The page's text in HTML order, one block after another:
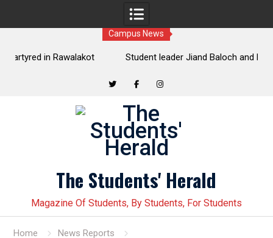
Campus News
Student leader Jiand Baloch and his fellow organizer
The Students' Herald
Magazine Of Students, By Students, For Students
Home
News Reports